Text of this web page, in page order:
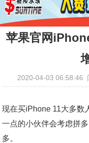
苹果官网
2020-04-03 06:58:46
现在买iPhone 11大多数
一点的小伙伴会考虑拼
多。